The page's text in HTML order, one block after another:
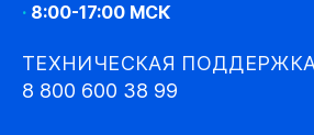
· 8:00-17:00 МСК
ТЕХНИЧЕСКАЯ
8 800 600 38 99